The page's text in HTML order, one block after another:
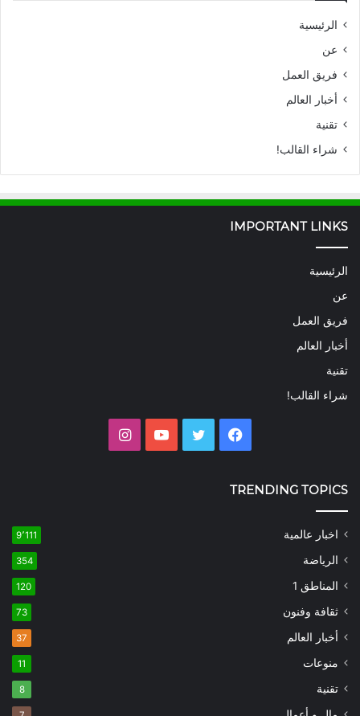
الرئيسية
عن
فريق العمل
أخبار العالم
تقنية
شراء القالب!
IMPORTANT LINKS
الرئيسية
عن
فريق العمل
أخبار العالم
تقنية
شراء القالب!
فيسبوك تويتر يوتيوبانستقرام
TRENDING TOPICS
اخبار عالمية 9٬111
الرياضة 354
المناطق 1 120
ثقافة وفنون 73
أخبار العالم 37
منوعات 11
تقنية 8